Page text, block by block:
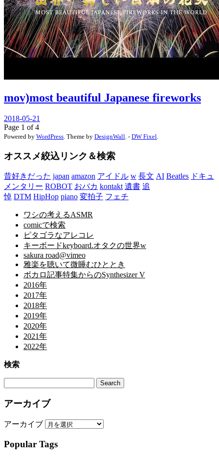
mov)most beautiful Japanese fireworks
2018-05-21
Page 1 of 4
Powered by WordPress . Theme by DesignWall . - DW Fixel
オススメ絞込リンク＆検索
昔好きだった japan amazon アイドル w 長文 AI Beatles ドキュ
メンタリー ROBOT おバカ kontakt 遺書 追
悼 DTM HipHop piano 変拍子 フェチ
ワシの考えるASMR
comicで検索
ピタゴラなアレコレ
キーボードkeyboard.オタクの世界w
sakura road@vimeo
雅楽を聴いて微睡むひととき
ボカロ記事特集からのSynthesizer V
2016年
2017年
2018年
2019年
2020年
2021年
2022年
検索
アーカイブ
アーカイブ
Popular Tags